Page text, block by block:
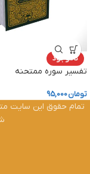
ناموجود
تفسیر سوره ممتحنه
95,000تومان
تمام حقوق این سایت